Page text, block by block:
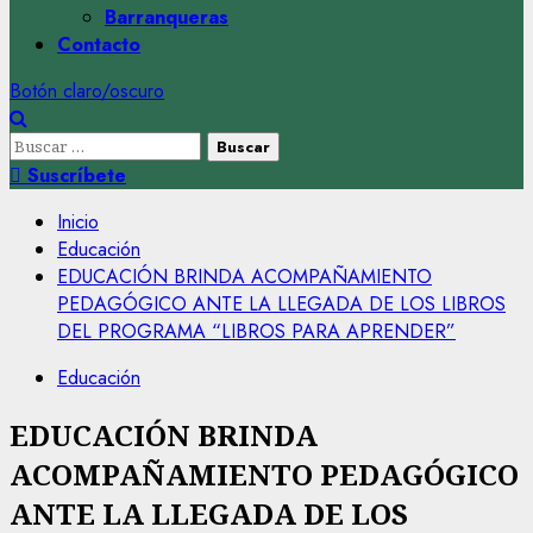
Barranqueras
Contacto
Botón claro/oscuro
Buscar:
Suscríbete
Inicio
Educación
EDUCACIÓN BRINDA ACOMPAÑAMIENTO
PEDAGÓGICO ANTE LA LLEGADA DE LOS LIBROS
DEL PROGRAMA “LIBROS PARA APRENDER”
Educación
EDUCACIÓN BRINDA
ACOMPAÑAMIENTO PEDAGÓGICO
ANTE LA LLEGADA DE LOS